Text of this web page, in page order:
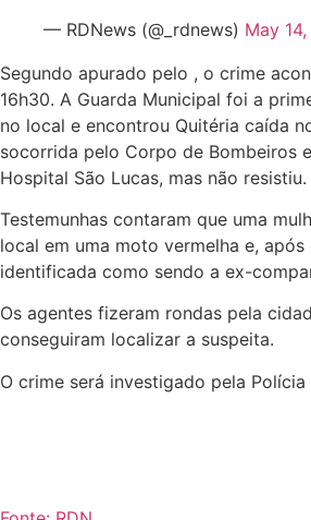
— RDNews (@_rdnews) May
Segundo apurado pelo , o crime
16h30. A Guarda Municipal foi a
no local e encontrou Quitéria caída
socorrida pelo Corpo de Bombeiros
Hospital São Lucas, mas não resistiu.
Testemunhas contaram que uma
local em uma moto vermelha e,
identificada como sendo a ex-
Os agentes fizeram rondas pela
conseguiram localizar a suspeita.
O crime será investigado pela Polícia